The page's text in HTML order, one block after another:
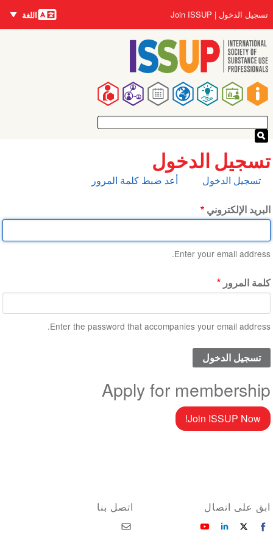
إلى
المحتوى
الرئيسي
Main
navigation
User
account
menu
تسجيل الدخول Join ISSUP اللغات
اللغة
تسجيل الدخول
التبويبات
الأساسية
تسجيل الدخول أعد ضبط كلمة المرور
البريد الإلكتروني
Enter your email address.
كلمة المرور
Enter the password that accompanies your email address.
Apply for membership
Join ISSUP Now!
اتصل بنا ابق على اتصال